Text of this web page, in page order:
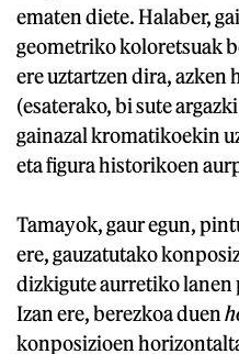
ematen diete. Halaber,
geometriko koloretsuak
ere uztartzen dira, azken
(esaterako, bi sute
gainazal kromatikoekin
eta figura historikoen
Tamayok, gaur egun,
ere, gauzatutako
dizkigute aurretiko lanen
Izan ere, berezkoa duen
konposizioen